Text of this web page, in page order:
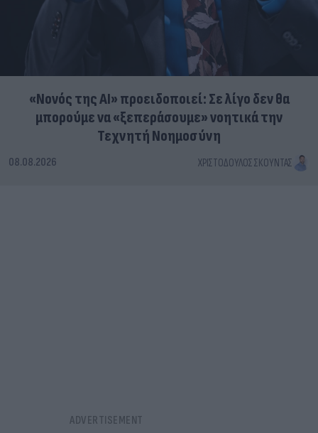
«Νονός της AI» προειδοποιεί: Σε λίγο δεν θα
μπορούμε να «ξεπεράσουμε» νοητικά την
Τεχνητή Νοημοσύνη
08.08.2026 ΧΡΙΣΤΌΔΟΥΛΟΣ ΣΚΟΎΝΤΑΣ